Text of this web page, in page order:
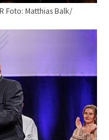
Foto: Matthias Balk/